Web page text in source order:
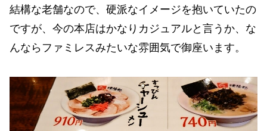
結構な老舗なので、硬派なイメージを抱いていたの
ですが、今の本店はかなりカジュアルと言うか、な
んならファミレスみたいな雰囲気で御座います。